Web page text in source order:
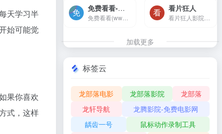
天学习半
始可能觉
果你喜欢
式，这样
免费看看-在线电影-热播电视剧-热血动漫-免费看-免费看看(www.mianfeikk.com)每天搜集互联网最新电影和电视剧，为广大用户免费提供无广告在线观看电影和电视剧服务，及时收录最新、最热、最全的电影大片,高清正版免费看。 看片狂人
加载更多
标签云
龙部落电影 龙部落影院
龙部落
龙轩导航
龙腾影院-免费电影网
龋齿一号
鼠标动作录制工具